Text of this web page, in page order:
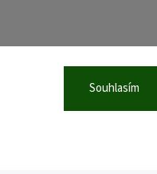
Souhlasím